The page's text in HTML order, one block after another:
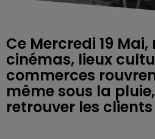
Ce Mercredi 19
cinémas, lieux
commerces
même sous la
retrouver les